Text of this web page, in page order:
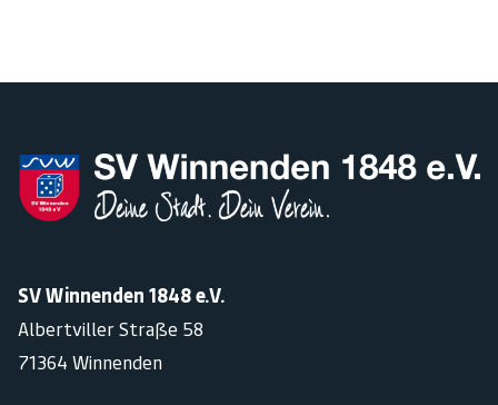
SV Winnenden 1848 e.V.
Albertviller Straße 58
71364 Winnenden